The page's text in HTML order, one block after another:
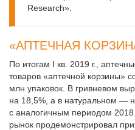
Research».
«АПТЕЧНАЯ
По итогам I кв. 2019 г.,
товаров «аптечной корзины»
млн упаковок. В гривневом
на 18,5%, а в натуральном —
с аналогичным периодом
рынок продемонстрировал